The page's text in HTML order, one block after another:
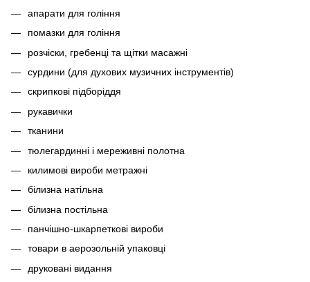
апарати для гоління
помазки для гоління
розчіски, гребенці та щітки масажні
сурдини (для духових музичних інструментів)
скрипкові підборіддя
рукавички
тканини
тюлегардинні і мереживні полотна
килимові вироби метражні
білизна натільна
білизна постільна
панчішно-шкарпеткові вироби
товари в аерозольній упаковці
друковані видання